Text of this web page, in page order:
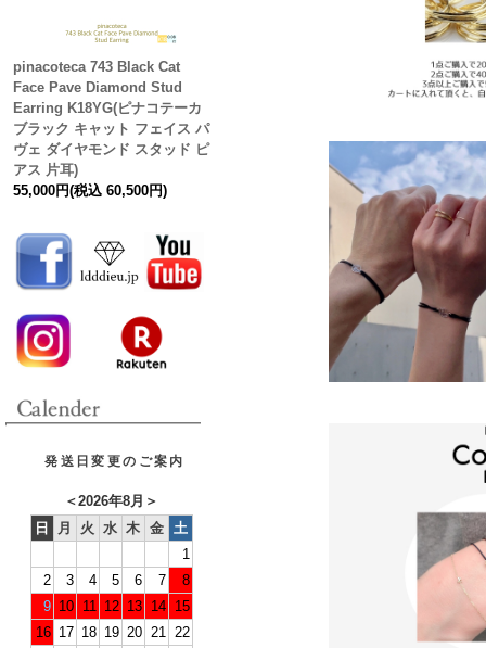
pinacoteca 743 Black Cat
Face Pave Diamond Stud
Earring K18YG(ピナコテーカ
ブラック キャット フェイス パ
ヴェ ダイヤモンド スタッド ピ
アス 片耳)
55,000円(税込 60,500円)
発送日変更のご案内
＜2026年8月 ＞
日
月 火 水 木 金
土
1
2
3 4 5 6 7
8
9 10 11 12 13 14
15
16 17 18 19 20 21
22